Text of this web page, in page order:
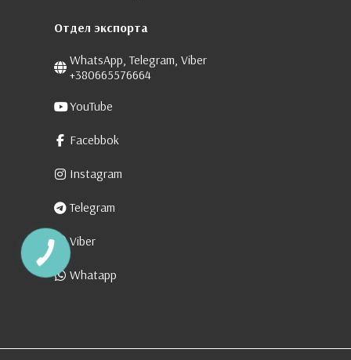
Отдел экспорта
WhatsApp, Telegram, Viber
+380665576664
YouTube
Facebbok
Instagram
Telegram
Viber
Whatapp